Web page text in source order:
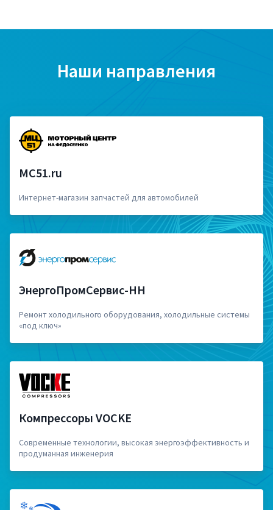
Наши направления
MC51.ru
Интернет-магазин запчастей для автомобилей
ЭнергоПромСервис-НН
Ремонт холодильного оборудования, холодильные системы
«под ключ»
Компрессоры VOCKE
Современные технологии, высокая энергоэффективность и
продуманная инженерия